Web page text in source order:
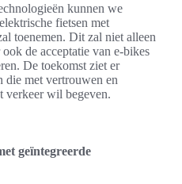
kunnen we
fietsen met
toenemen. Dit zal niet alleen
de acceptatie van e-bikes
De toekomst ziet er
die met vertrouwen en
verkeer wil begeven.
geïntegreerde